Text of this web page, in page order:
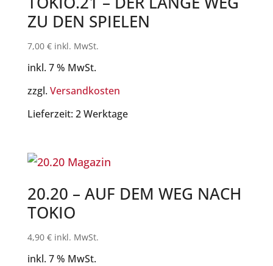
ZU DEN SPIELEN
7,00 € inkl. MwSt.
inkl. 7 % MwSt.
zzgl. Versandkosten
Lieferzeit: 2 Werktage
20.20 – AUF DEM WEG NACH
TOKIO
4,90 € inkl. MwSt.
inkl. 7 % MwSt.